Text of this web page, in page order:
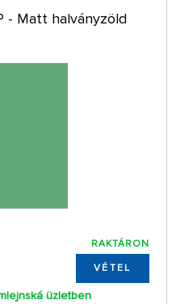
- Matt halványzöld
RAKTÁRON
VÉTEL
üzletben